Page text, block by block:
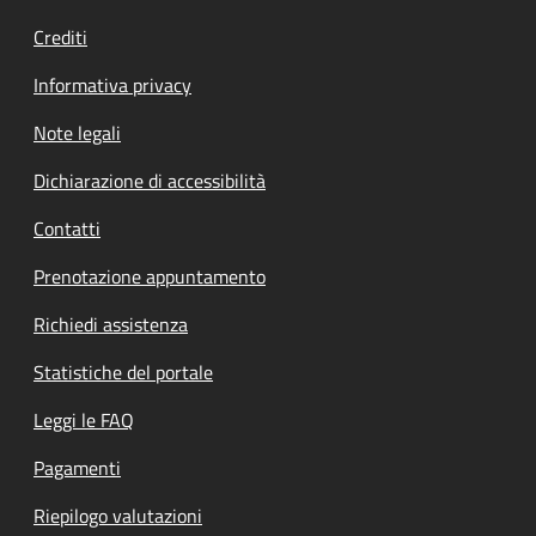
Crediti
Informativa privacy
Note legali
Dichiarazione di accessibilità
Contatti
Prenotazione appuntamento
Richiedi assistenza
Statistiche del portale
Leggi le FAQ
Pagamenti
Riepilogo valutazioni